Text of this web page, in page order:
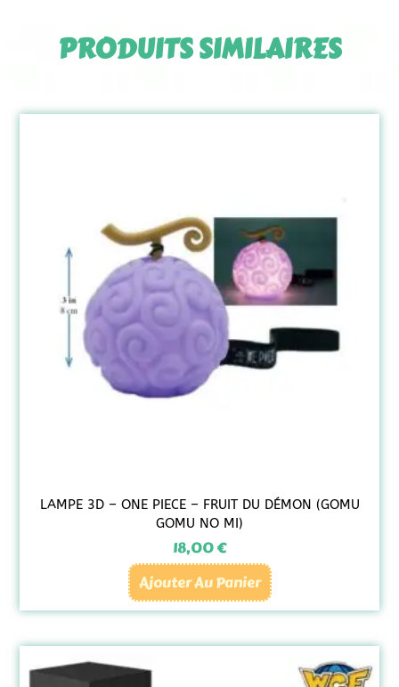
PRODUITS SIMILAIRES
LAMPE 3D – ONE PIECE – FRUIT DU DÉMON (GOMU
GOMU NO MI)
18,00€
Ajouter Au Panier